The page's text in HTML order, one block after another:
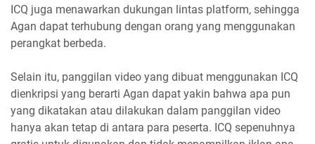
ICQ juga menawarkan dukungan lintas platform, sehingga
Agan dapat terhubung dengan orang yang menggunakan
perangkat berbeda.
Selain itu, panggilan video yang dibuat menggunakan ICQ
dienkripsi yang berarti Agan dapat yakin bahwa apa pun
yang dikatakan atau dilakukan dalam panggilan video
hanya akan tetap di antara para peserta. ICQ sepenuhnya